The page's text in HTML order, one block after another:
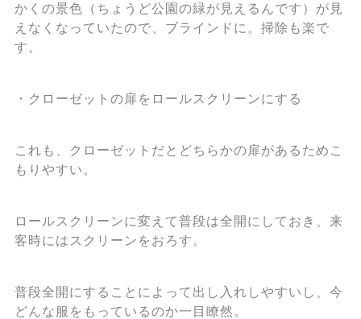
かくの景色（ちょうど公園の緑が見えるんです）が見
えなくなっていたので、ブラインドに。掃除も楽で
す。
・クローゼットの扉をロールスクリーンにする
これも、クローゼットだとどちらかの扉があるためこ
もりやすい。
ロールスクリーンに変えて普段は全開にしておき、来
客時にはスクリーンをおろす。
普段全開にすることによって出し入れしやすいし、今
どんな服をもっているのか一目瞭然。